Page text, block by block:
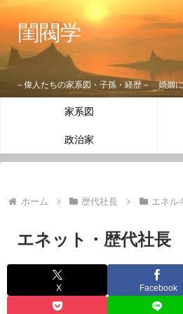
閨閥学
－偉人たちの家系図・子孫・経歴－ 婚姻
家系図
政治家
ホーム 歴代社長 エネル
エネット・歴代社長
X Facebook